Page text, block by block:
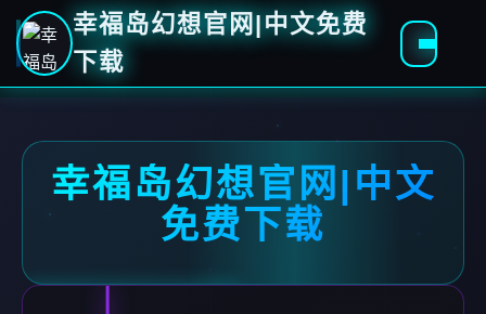
幸福岛幻想官网|中文免费
下载
幸福岛幻想官网|中文
免费下载